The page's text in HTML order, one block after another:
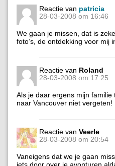
Reactie van patricia
28-03-2008 om 16:46
We gaan je missen, dat is
foto’s, de ontdekking voor mij
Reactie van Roland
28-03-2008 om 17:25
Als je daar ergens mijn
naar Vancouver niet vergeten!
Reactie van Veerle
28-03-2008 om 20:54
Vaneigens dat we je gaan
iets door over je avonturen